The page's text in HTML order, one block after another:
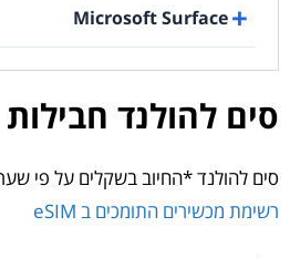
Microsoft Surface
סים להולנד
סים להולנד *החיוב בשקלים על פי
רשימת מכשירים התומכים ב eSIM